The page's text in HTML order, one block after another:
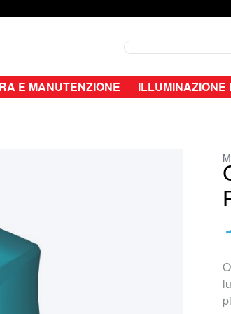
Search
E MANUTENZIONE ILLUMINAZIONE